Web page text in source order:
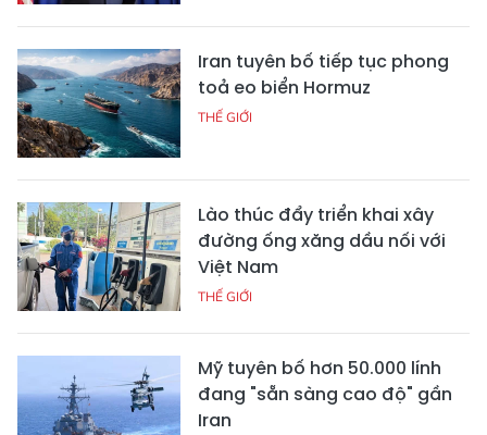
Iran tuyên bố tiếp tục phong
toả eo biển Hormuz
THẾ GIỚI
Lào thúc đẩy triển khai xây
đường ống xăng dầu nối với
Việt Nam
THẾ GIỚI
Mỹ tuyên bố hơn 50.000 lính
đang "sẵn sàng cao độ" gần
Iran